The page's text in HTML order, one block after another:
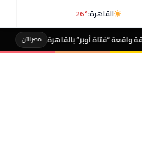
القاهرة:26°
مصر الآن عاجل- أول